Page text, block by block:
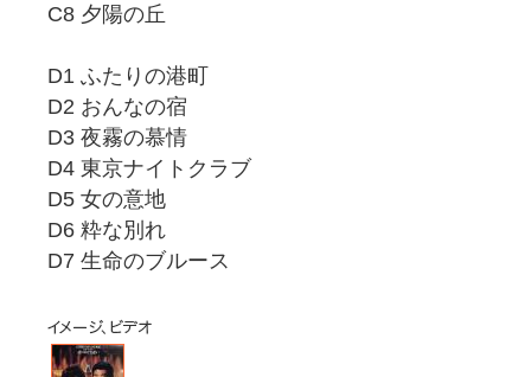
C8 夕陽の丘
D1 ふたりの港町
D2 おんなの宿
D3 夜霧の慕情
D4 東京ナイトクラブ
D5 女の意地
D6 粋な別れ
D7 生命のブルース